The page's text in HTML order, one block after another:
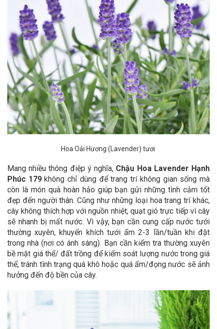
Hoa Oải Hương (Lavender) tươi
Mang nhiều thông điệp ý nghĩa, Chậu Hoa Lavender Hạnh
Phúc 179không chỉ dùng để trang trí không gian sống mà
còn là món quà hoàn hảo giúp bạn gửi những tình cảm tốt
đẹp đến người thân. Cũng như những loại hoa trang trí khác,
cây không thích hợp với nguồn nhiệt, quạt gió trực tiếp vì cây
sẽ nhanh bị mất nước. Vì vậy, bạn cần cung cấp nước tưới
thường xuyên, khuyến khích tưới ẩm 2-3 lần/tuần khi đặt
trong nhà (nơi có ánh sáng). Bạn cần kiểm tra thường xuyên
bề mặt giá thể/ đất trồng để kiểm soát lượng nước trong giá
thể, tránh tình trạng quá khô hoặc quá ẩm/đọng nước sẽ ảnh
hưởng đến độ bền của cây.